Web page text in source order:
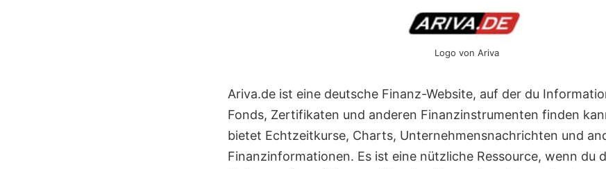
Logo von Ariva
Ariva.de ist eine deutsche Finanz-Website, auf der du
Fonds, Zertifikaten und anderen Finanzinstrumenten finden
bietet Echtzeitkurse, Charts, Unternehmensnachrichten und
Finanzinformationen. Es ist eine nützliche Ressource, wenn du